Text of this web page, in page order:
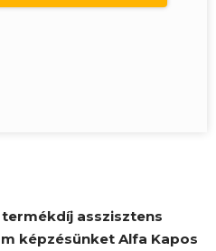
asszisztens
képzésünket Alfa Kapos